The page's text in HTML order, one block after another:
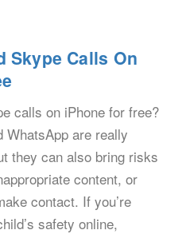
Skype Calls On
calls on iPhone for free?
WhatsApp are really
they can also bring risks
content, or
contact. If you’re
safety online,